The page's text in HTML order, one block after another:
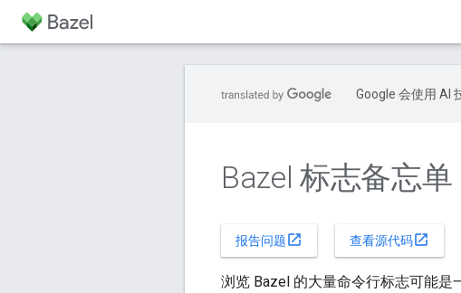
Google 会使用 AI
Bazel 标志备忘单
报告问题open_in_new 查看源代码open_in_new
浏览 Bazel 的大量命令行标志可能是